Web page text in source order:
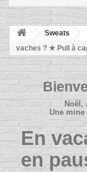
Sweats
vaches ? ★ Pull à
Noël,
Une mine
En
en